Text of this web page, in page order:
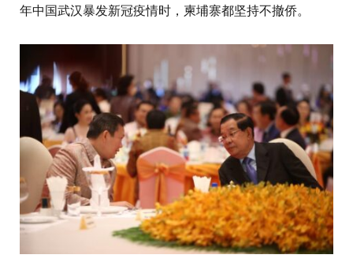
年中国武汉暴发新冠疫情时，柬埔寨都坚持不撤侨。